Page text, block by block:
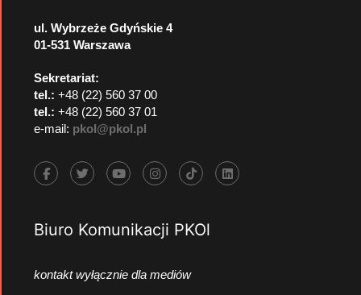
ul. Wybrzeże Gdyńskie 4
01-531 Warszawa
Sekretariat:
tel.: +48 (22) 560 37 00
tel.: +48 (22) 560 37 01
e-mail: pkol@pkol.pl
Biuro Komunikacji PKOl
kontakt wyłącznie dla mediów